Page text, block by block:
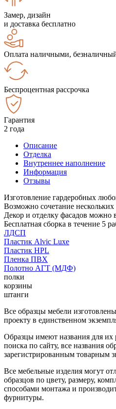
Замер, дизайн
и доставка бесплатно
Оплата наличными,
Беспроцентная рассрочка
Гарантия
2 года
Описание
Отделка
Внутреннее наполнение
Информация
Отзывы
Изготовление гардеробных
Возможно сочетание
Декор и отделку фасадов
Бесплатная сборка в течение 5
ЛДСП
Пластик Alvic Luxe
Пластик HPL
Пленка ПВХ
Полотно АГТ (МДФ)
полки
корзины
штанги
Все образцы мебели
проекту в единственном
Образцы имеют названия для их
поиска по сайту, все названия
зарегистрированным товарным
Все мебельные изделия могут
образцов по цвету, размеру,
способами монтажа и
фурнитуры.